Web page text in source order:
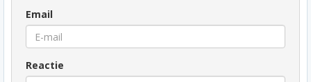
Email
Reactie